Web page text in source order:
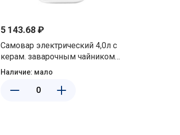
5 143.68 ₽
Самовар электрический 4,0л с
керам. заварочным чайником
1,0л, нержав. сталь и пластик,
434
Наличие: мало